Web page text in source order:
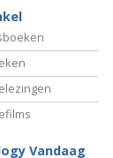
Vandaag